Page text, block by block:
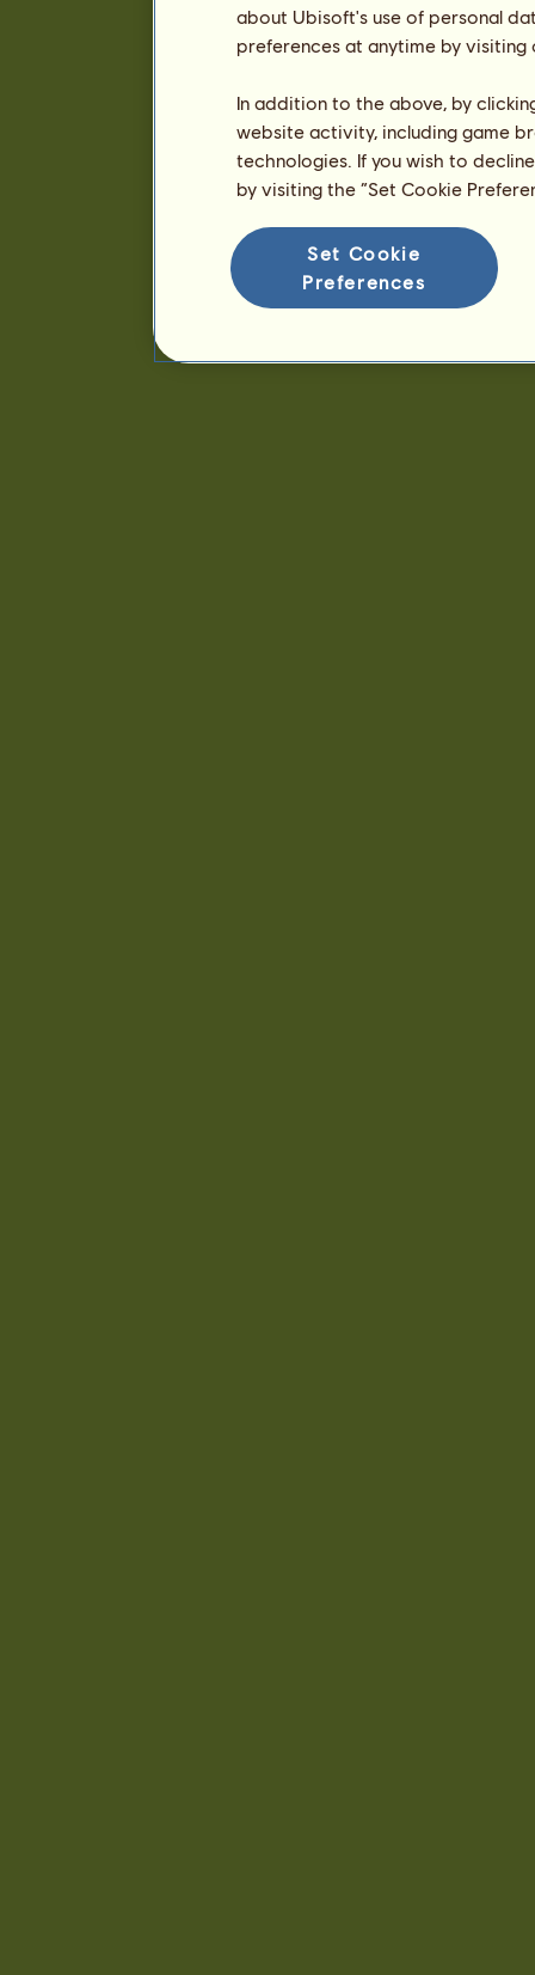
about Ubisoft's use of personal
preferences at anytime by
In addition to the above, by
website activity, including game
technologies. If you wish to
by visiting the “Set Cookie
Set Cookie
Preferences